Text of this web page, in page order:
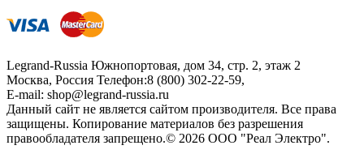
Legrand-Russia Южнопортовая, дом 34, стр. 2, этаж 2
Москва, Россия Телефон:8 (800) 302-22-59,
E-mail: shop@legrand-russia.ru
Данный сайт не является сайтом производителя. Все права
защищены. Копирование материалов без разрешения
правообладателя запрещено.© 2026 ООО "Реал Электро".